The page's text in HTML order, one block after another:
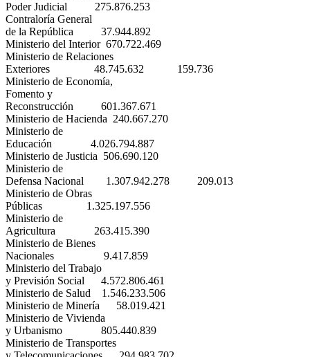
Poder Judicial 275.876.253
Contraloría General
de la República 37.944.892
Ministerio del Interior 670.722.469
Ministerio de Relaciones
Exteriores 48.745.632 159.736
Ministerio de Economía,
Fomento y
Reconstrucción 601.367.671
Ministerio de Hacienda 240.667.270
Ministerio de
Educación 4.026.794.887
Ministerio de Justicia 506.690.120
Ministerio de
Defensa Nacional 1.307.942.278 209.013
Ministerio de Obras
Públicas 1.325.197.556
Ministerio de
Agricultura 263.415.390
Ministerio de Bienes
Nacionales 9.417.859
Ministerio del Trabajo
y Previsión Social 4.572.806.461
Ministerio de Salud 1.546.233.506
Ministerio de Minería 58.019.421
Ministerio de Vivienda
y Urbanismo 805.440.839
Ministerio de Transportes